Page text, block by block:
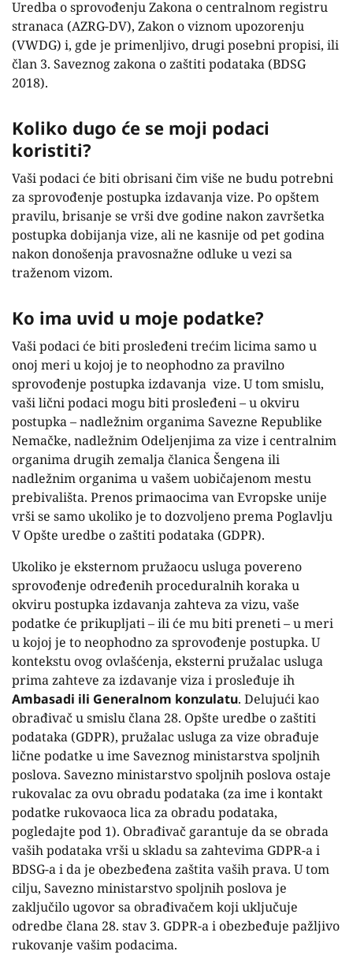
Uredba o sprovođenju Zakona o centralnom registru
stranaca (AZRG-DV), Zakon o viznom upozorenju
(VWDG) i, gde je primenljivo, drugi posebni propisi, ili
član 3. Saveznog zakona o zaštiti podataka (BDSG
2018).
Koliko dugo će se moji podaci
koristiti?
Vaši podaci će biti obrisani čim više ne budu potrebni
za sprovođenje postupka izdavanja vize. Po opštem
pravilu, brisanje se vrši dve godine nakon završetka
postupka dobijanja vize, ali ne kasnije od pet godina
nakon donošenja pravosnažne odluke u vezi sa
traženom vizom.
Ko ima uvid u moje podatke?
Vaši podaci će biti prosleđeni trećim licima samo u
onoj meri u kojoj je to neophodno za pravilno
sprovođenje postupka izdavanja vize. U tom smislu,
vaši lični podaci mogu biti prosleđeni – u okviru
postupka – nadležnim organima Savezne Republike
Nemačke, nadležnim Odeljenjima za vize i centralnim
organima drugih zemalja članica Šengena ili
nadležnim organima u vašem uobičajenom mestu
prebivališta. Prenos primaocima van Evropske unije
vrši se samo ukoliko je to dozvoljeno prema Poglavlju
V Opšte uredbe o zaštiti podataka (GDPR).
Ukoliko je eksternom pružaocu usluga povereno
sprovođenje određenih proceduralnih koraka u
okviru postupka izdavanja zahteva za vizu, vaše
podatke će prikupljati – ili će mu biti preneti – u meri
u kojoj je to neophodno za sprovođenje postupka. U
kontekstu ovog ovlašćenja, eksterni pružalac usluga
prima zahteve za izdavanje viza i prosleđuje ih
Ambasadi ili Generalnom konzulatu. Delujući kao
obrađivač u smislu člana 28. Opšte uredbe o zaštiti
podataka (GDPR), pružalac usluga za vize obrađuje
lične podatke u ime Saveznog ministarstva spoljnih
poslova. Savezno ministarstvo spoljnih poslova ostaje
rukovalac za ovu obradu podataka (za ime i kontakt
podatke rukovaoca lica za obradu podataka,
pogledajte pod 1). Obrađivač garantuje da se obrada
vaših podataka vrši u skladu sa zahtevima GDPR-a i
BDSG-a i da je obezbeđena zaštita vaših prava. U tom
cilju, Savezno ministarstvo spoljnih poslova je
zaključilo ugovor sa obrađivačem koji uključuje
odredbe člana 28. stav 3. GDPR-a i obezbeđuje pažljivo
rukovanje vašim podacima.